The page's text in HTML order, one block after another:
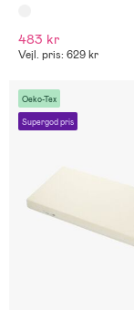
483 kr
Vejl. pris: 629 kr
Oeko-Tex
Supergod pris